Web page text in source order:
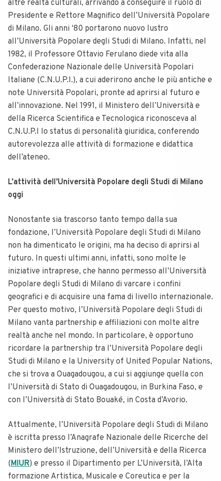
altre realtà culturali, arrivando a conseguire il ruolo di
Presidente e Rettore Magnifico dell’Università Popolare
di Milano. Gli anni ‘80 portarono nuovo lustro
all’Università Popolare degli Studi di Milano. Infatti, nel
1982, il Professore Ottavio Ferulano diede vita alla
Confederazione Nazionale delle Università Popolari
Italiane (C.N.U.P.I.), a cui aderirono anche le più antiche e
note Università Popolari, pronte ad aprirsi al futuro e
all’innovazione. Nel 1991, il Ministero dell’Università e
della Ricerca Scientifica e Tecnologica riconosceva al
C.N.U.P.I lo status di personalità giuridica, conferendo
autorevolezza alle attività di formazione e didattica
dell’ateneo.
L’attività dell’Università Popolare degli Studi di Milano
oggi
Nonostante sia trascorso tanto tempo dalla sua
fondazione, l’Università Popolare degli Studi di Milano
non ha dimenticato le origini, ma ha deciso di aprirsi al
futuro. In questi ultimi anni, infatti, sono molte le
iniziative intraprese, che hanno permesso all’Università
Popolare degli Studi di Milano di varcare i confini
geografici e di acquisire una fama di livello internazionale.
Per questo motivo, l’Università Popolare degli Studi di
Milano vanta partnership e affiliazioni con molte altre
realtà anche nel mondo. In particolare, è opportuno
ricordare la partnership tra l’Università Popolare degli
Studi di Milano e la University of United Popular Nations,
che si trova a Ouagadougou, a cui si aggiunge quella con
l’Università di Stato di Ouagadougou, in Burkina Faso, e
con l’Università di Stato Bouaké, in Costa d’Avorio.
Attualmente, l’Università Popolare degli Studi di Milano
è iscritta presso l’Anagrafe Nazionale delle Ricerche del
Ministero dell’Istruzione, dell’Università e della Ricerca
(MIUR) e presso il Dipartimento per L’Università, l’Alta
formazione Artistica, Musicale e Coreutica e per la